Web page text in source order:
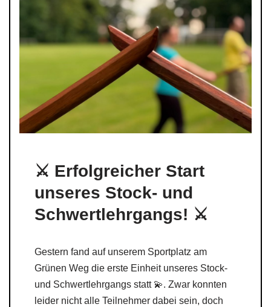
⚔️ Erfolgreicher Start
unseres Stock- und
Schwertlehrgangs! ⚔️
Gestern fand auf unserem Sportplatz am
Grünen Weg die erste Einheit unseres Stock-
und Schwertlehrgangs statt 💫. Zwar konnten
leider nicht alle Teilnehmer dabei sein, doch